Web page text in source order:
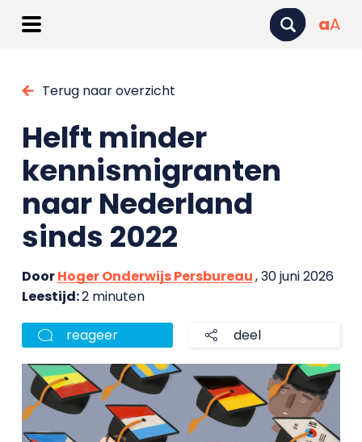
aA
Terug naar overzicht
Helft minder
kennismigranten
naar Nederland
sinds 2022
DoorHoger Onderwijs Persbureau, 30 juni 2026
Leestijd:2 minuten
reageer deel